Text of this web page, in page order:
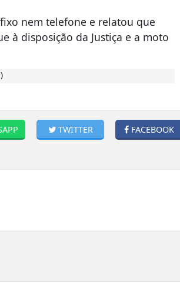
nem telefone e relatou que
à disposição da Justiça e a moto
FACEBOOK
TWITTER